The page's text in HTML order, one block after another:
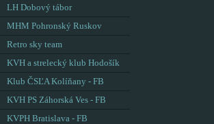
LH Dobový tábor
MHM Pohronský Ruskov
Retro sky team
KVH a strelecký klub Hodošík
Klub ČSĽA Kolíňany - FB
KVH PS Záhorská Ves - FB
KVPH Bratislava - FB